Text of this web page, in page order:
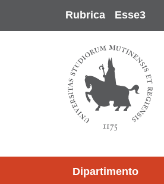
Rubrica Esse3
Dipartimento